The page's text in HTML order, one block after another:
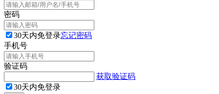
密码
30天内免登录忘记密码
手机号
验证码
获取验证码
30天内免登录